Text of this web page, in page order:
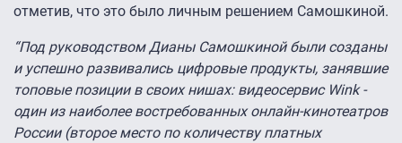
отметив, что это было личным решением Самошкиной.
“Под руководством Дианы Самошкиной были созданы
и успешно развивались цифровые продукты, занявшие
топовые позиции в своих нишах: видеосервис Wink -
один из наиболее востребованных онлайн-кинотеатров
России (второе место по количеству платных